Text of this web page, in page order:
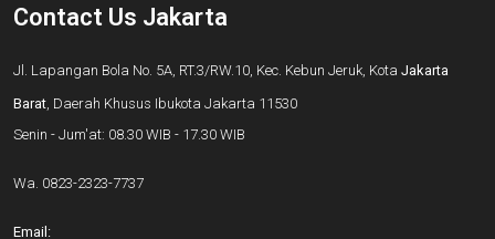
Contact Us Jakarta
Jl. Lapangan Bola No. 5A, RT.3/RW.10, Kec. Kebun Jeruk, Kota Jakarta
Barat , Daerah Khusus Ibukota Jakarta 11530
Senin - Jum'at: 08.30 WIB - 17.30 WIB
Wa. 0823-2323-7737
Email: